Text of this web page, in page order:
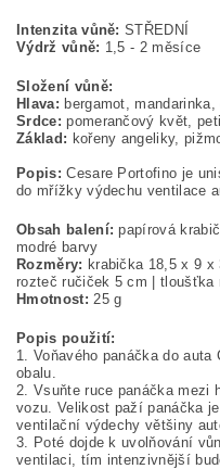
Intenzita vůně:STŘEDNÍ
Výdrž vůně: 1,5 - 2 měsíce
Složení vůně:
Hlava: bergamot,
Srdce: pomerančový květ,
Základ: kořeny angeliky,
Popis: Cesare Portofino je
do mřížky výdechu ventilace
Obsah balení: papírová
modré barvy
Rozměry: krabička 18,5 x 9 x
rozteč ručiček 5 cm | tloušťka
Hmotnost: 25 g
Popis použití:
1. Voňavého panáčka do
obalu.
2. Vsuňte ruce panáčka mezi
vozu. Velikost paží panáčka
ventilační výdechy většiny
3. Poté dojde k uvolňování
ventilaci, tím intenzivnější